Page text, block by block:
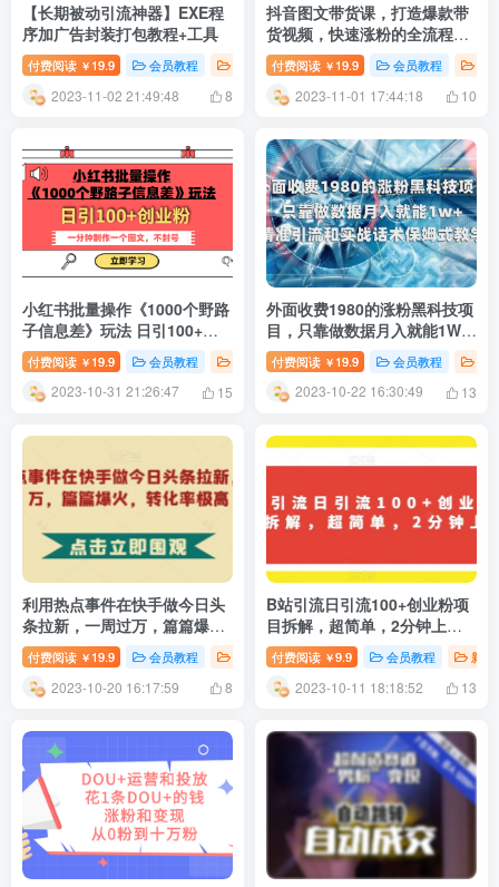
【长期被动引流神器】EXE程
序加广告封装打包教程+工具
付费阅读 ￥ 19.9 会员教程 创业项目 精选推荐
2023-11-02 21:49:48 8
抖音图文带货课，打造爆款带
货视频，快速涨粉的全流程分
享！
付费阅读 ￥ 19.9 会员教程
2023-11-01 17:44:18 10
小红书批量操作《1000个野路
子信息差》玩法 日引100+创
业粉 一分钟一个图文
付费阅读 ￥ 19.9 会员教程 创业项目 新媒体运营
2023-10-31 21:26:47 15
外面收费1980的涨粉黑科技项
目，只靠做数据月入就能1W+
【揭秘】
付费阅读 ￥ 19.9 会员教程
2023-10-22 16:30:49 13
利用热点事件在快手做今日头
条拉新，一周过万，篇篇爆
火，转化率极高【揭秘】
付费阅读 ￥ 19.9 会员教程 创业项目 精选推荐
2023-10-20 16:17:59 8
B站引流日引流100+创业粉项
目拆解，超简单，2分钟上手
【揭秘】
付费阅读 ￥9.9 会员教程 新媒
2023-10-11 18:18:52 13